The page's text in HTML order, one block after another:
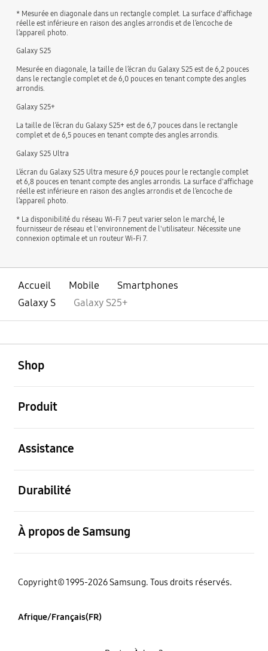
* Mesurée en diagonale dans un rectangle complet. La surface d'affichage
réelle est inférieure en raison des angles arrondis et de l’encoche de
l’appareil photo.
Galaxy S25
Mesurée en diagonale, la taille de l’écran du Galaxy S25 est de 6,2 pouces
dans le rectangle complet et de 6,0 pouces en tenant compte des angles
arrondis.
Galaxy S25+
La taille de l’écran du Galaxy S25+ est de 6,7 pouces dans le rectangle
complet et de 6,5 pouces en tenant compte des angles arrondis.
Galaxy S25 Ultra
L’écran du Galaxy S25 Ultra mesure 6,9 pouces pour le rectangle complet
et 6,8 pouces en tenant compte des angles arrondis. La surface d'affichage
réelle est inférieure en raison des angles arrondis et de l’encoche de
l’appareil photo.
* La disponibilité du réseau Wi-Fi 7 peut varier selon le marché, le
fournisseur de réseau et l'environnement de l'utilisateur. Nécessite une
connexion optimale et un routeur Wi-Fi 7.
Accueil Mobile
Smartphones
Galaxy S
Galaxy S25+
Shop
Produit
Assistance
Durabilité
À propos de Samsung
Copyright© 1995-2026 Samsung. Tous droits réservés.
Afrique/Français(FR)